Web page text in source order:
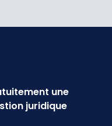
une
juridique